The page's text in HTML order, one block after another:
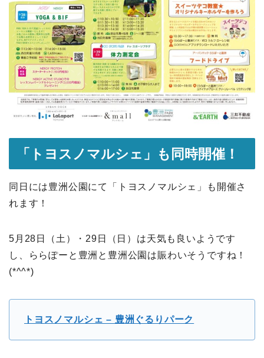
「トヨスノマルシェ」も同時開催！
同日には豊洲公園にて「トヨスノマルシェ」も開催さ
れます！
5月28日（土）・29日（日）は天気も良いようです
し、ららぽーと豊洲と豊洲公園は賑わいそうですね！
(*^^*)
トヨスノマルシェ – 豊洲ぐるりパーク